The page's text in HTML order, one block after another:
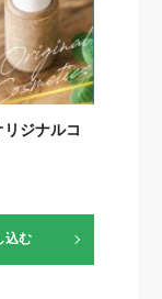
リジナルコ
込む